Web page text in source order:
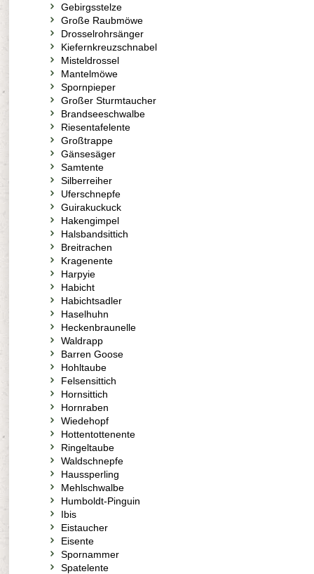
Gebirgsstelze
Große Raubmöwe
Drosselrohrsänger
Kiefernkreuzschnabel
Misteldrossel
Mantelmöwe
Spornpieper
Großer Sturmtaucher
Brandseeschwalbe
Riesentafelente
Großtrappe
Gänsesäger
Samtente
Silberreiher
Uferschnepfe
Guirakuckuck
Hakengimpel
Halsbandsittich
Breitrachen
Kragenente
Harpyie
Habicht
Habichtsadler
Haselhuhn
Heckenbraunelle
Waldrapp
Barren Goose
Hohltaube
Felsensittich
Hornsittich
Hornraben
Wiedehopf
Hottentottenente
Ringeltaube
Waldschnepfe
Haussperling
Mehlschwalbe
Humboldt-Pinguin
Ibis
Eistaucher
Eisente
Spornammer
Spatelente